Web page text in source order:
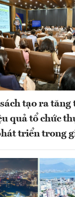
tạo ra tăng
quả tổ chức
triển trong